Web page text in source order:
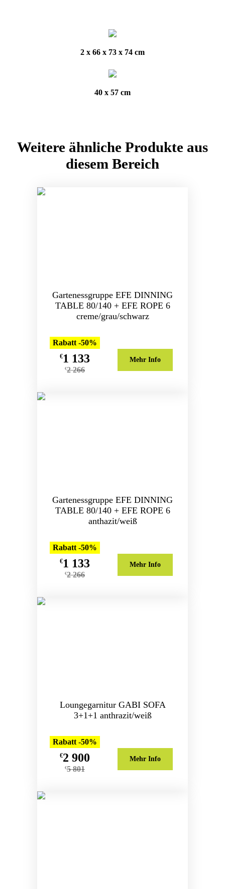
2 x 66 x 73 x 74 cm
40 x 57 cm
Weitere ähnliche Produkte aus
diesem Bereich
Gartenessgruppe EFE DINNING
TABLE 80/140 + EFE ROPE 6
creme/grau/schwarz
Rabatt -50%
€1 133
€2 266
Mehr Info
Gartenessgruppe EFE DINNING
TABLE 80/140 + EFE ROPE 6
anthazit/weiß
Rabatt -50%
€1 133
€2 266
Mehr Info
Loungegarnitur GABI SOFA
3+1+1 anthrazit/weiß
Rabatt -50%
€2 900
€5 801
Mehr Info